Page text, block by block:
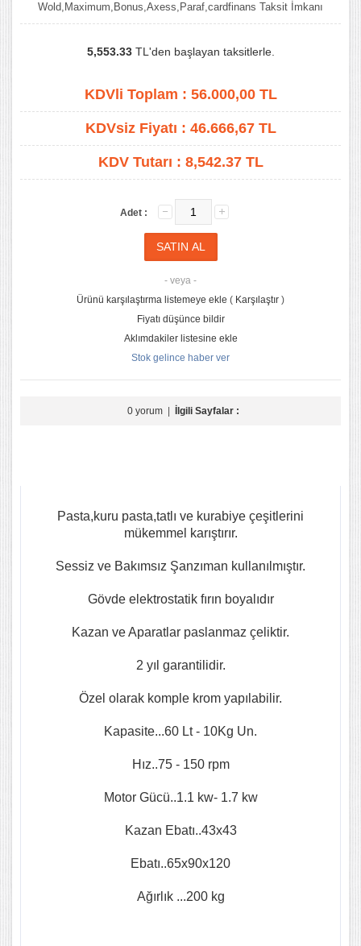
Wold,Maximum,Bonus,Axess,Paraf,cardfinans Taksit İmkanı
5,553.33TL'den başlayan taksitlerle.
KDVli Toplam : 56.000,00TL
KDVsiz Fiyatı : 46.666,67TL
KDV Tutarı : 8,542.37 TL
Adet :
- veya -
Ürünü karşılaştırma listemeye ekle ( Karşılaştır )
Fiyatı düşünce bildir
Aklımdakiler listesine ekle
Stok gelince haber ver
0 yorum| İlgili Sayfalar :
Pasta,kuru pasta,tatlı ve kurabiye çeşitlerini
mükemmel karıştırır.
Sessiz ve Bakımsız Şanzıman kullanılmıştır.
Gövde elektrostatik fırın boyalıdır
Kazan ve Aparatlar paslanmaz çeliktir.
2 yıl garantilidir.
Özel olarak komple krom yapılabilir.
Kapasite...60 Lt - 10Kg Un.
Hız..75 - 150 rpm
Motor Gücü..1.1 kw- 1.7 kw
Kazan Ebatı..43x43
Ebatı..65x90x120
Ağırlık ...200 kg